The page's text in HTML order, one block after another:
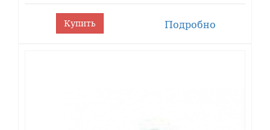
Купить Подробно